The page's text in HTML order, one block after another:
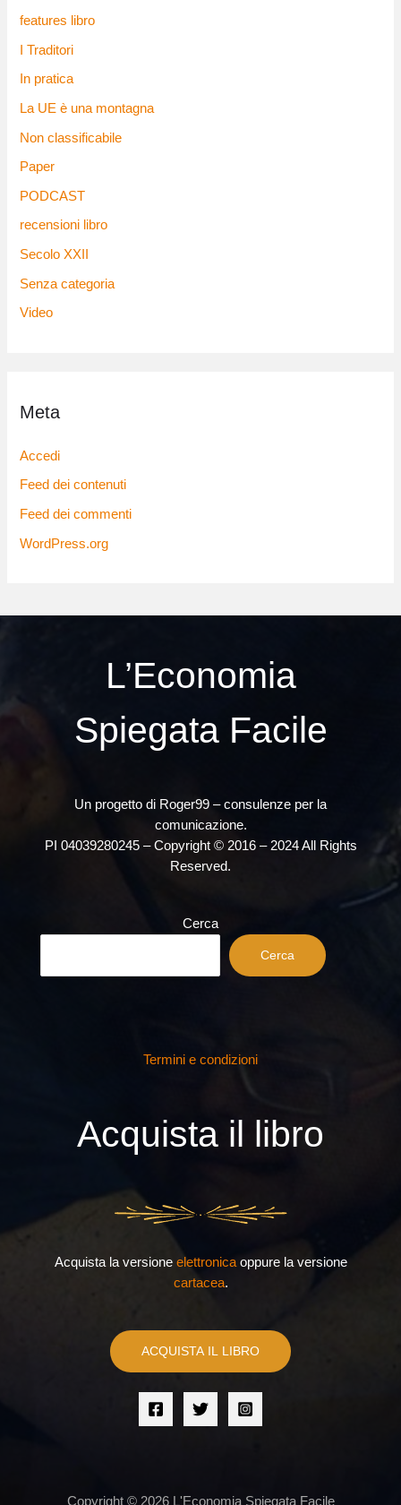
features libro
I Traditori
In pratica
La UE è una montagna
Non classificabile
Paper
PODCAST
recensioni libro
Secolo XXII
Senza categoria
Video
Meta
Accedi
Feed dei contenuti
Feed dei commenti
WordPress.org
L’Economia
Spiegata Facile
Un progetto di Roger99 – consulenze per la
comunicazione.
PI 04039280245 – Copyright © 2016 – 2024 All Rights
Reserved.
Cerca
Cerca
Termini e condizioni
Acquista il libro
Acquista la versione elettronicaoppure la versione
cartacea.
ACQUISTA IL LIBRO
Copyright © 2026 L'Economia Spiegata Facile